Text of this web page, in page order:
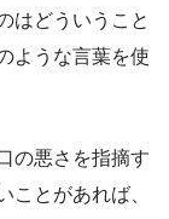
はどういうこと
ような言葉を使
の悪さを指摘す
ことがあれば、